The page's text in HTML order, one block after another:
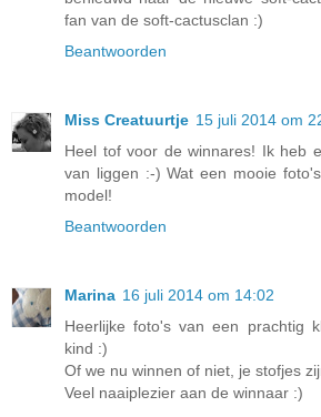
fan van de soft-cactusclan :)
Beantwoorden
Miss Creatuurtje 15 juli 2014 om
Heel tof voor de winnares! Ik heb
van liggen :-) Wat een mooie
model!
Beantwoorden
Marina 16 juli 2014 om 14:02
Heerlijke foto's van een prachtig
kind :)
Of we nu winnen of niet, je stofjes
Veel naaiplezier aan de winnaar :)